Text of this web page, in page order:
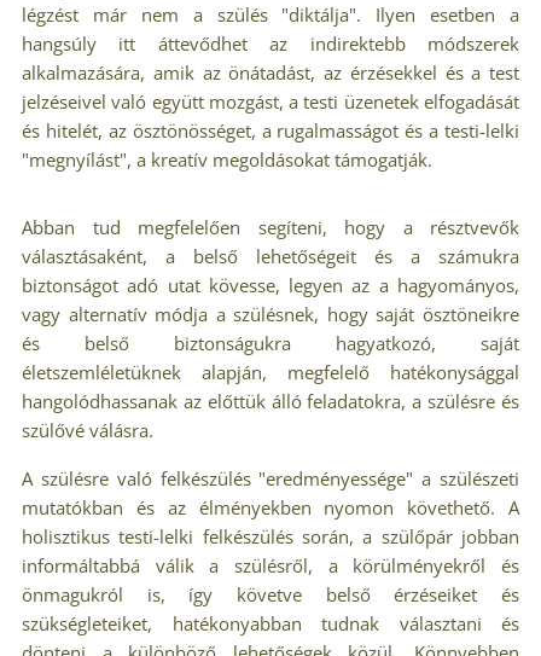
légzést már nem a szülés "diktálja". Ilyen esetben a
hangsúly itt áttevődhet az indirektebb módszerek
alkalmazására, amik az önátadást, az érzésekkel és a test
jelzéseivel való együtt mozgást, a testi üzenetek elfogadását
és hitelét, az ösztönösséget, a rugalmasságot és a testi-lelki
"megnyílást", a kreatív megoldásokat támogatják.
Abban tud megfelelően segíteni, hogy a résztvevők
választásaként, a belső lehetőségeit és a számukra
biztonságot adó utat kövesse, legyen az a hagyományos,
vagy alternatív módja a szülésnek, hogy saját ösztöneikre
és belső biztonságukra hagyatkozó, saját
életszemléletüknek alapján, megfelelő hatékonysággal
hangolódhassanak az előttük álló feladatokra, a szülésre és
szülővé válásra.
A szülésre való felkészülés "eredményessége" a szülészeti
mutatókban és az élményekben nyomon követhető. A
holisztikus testi-lelki felkészülés során, a szülőpár jobban
informáltabbá válik a szülésről, a körülményekről és
önmagukról is, így követve belső érzéseiket és
szükségleteiket, hatékonyabban tudnak választani és